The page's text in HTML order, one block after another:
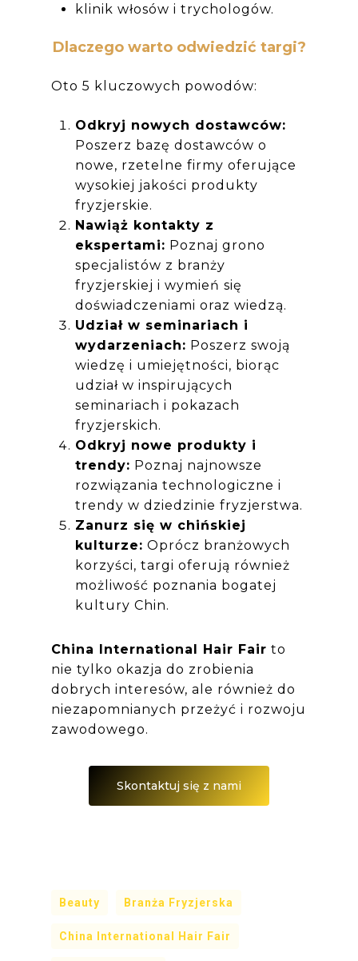
klinik włosów i trychologów.
Dlaczego warto odwiedzić targi?
Oto 5 kluczowych powodów:
Odkryj nowych dostawców:
Poszerz bazę dostawców o
nowe, rzetelne firmy oferujące
wysokiej jakości produkty
fryzjerskie.
Nawiąż kontakty z
ekspertami: Poznaj grono
specjalistów z branży
fryzjerskiej i wymień się
doświadczeniami oraz wiedzą.
Udział w seminariach i
wydarzeniach: Poszerz swoją
wiedzę i umiejętności, biorąc
udział w inspirujących
seminariach i pokazach
fryzjerskich.
Odkryj nowe produkty i
trendy: Poznaj najnowsze
rozwiązania technologiczne i
trendy w dziedzinie fryzjerstwa.
Zanurz się w chińskiej
kulturze: Oprócz branżowych
korzyści, targi oferują również
możliwość poznania bogatej
kultury Chin.
China International Hair Fair to
nie tylko okazja do zrobienia
dobrych interesów, ale również do
niezapomnianych przeżyć i rozwoju
zawodowego.
Skontaktuj się z nami
Beauty Branża Fryzjerska
China International Hair Fair